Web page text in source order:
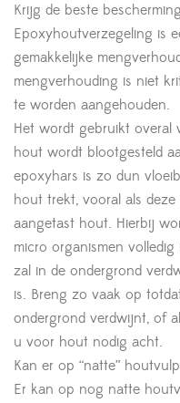
Krijg de beste
Epoxyhoutverzegeling is
gemakkelijke
mengverhouding is niet
te worden aangehouden.
Het wordt gebruikt overal
hout wordt blootgesteld
epoxyhars is zo dun
hout trekt, vooral als
aangetast hout. Hierbij
micro organismen
zal in de ondergrond
is. Breng zo vaak op
ondergrond verdwijnt, of
u voor hout nodig acht.
Kan er op “natte”
Er kan op nog natte